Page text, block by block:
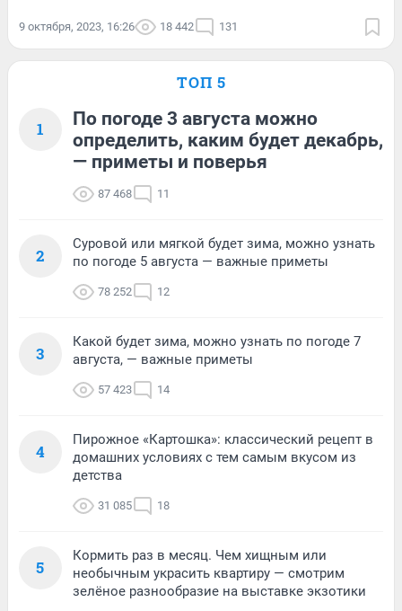
9 октября, 2023, 16:26 18 442 131
ТОП 5
1
По погоде 3 августа можно
определить, каким будет декабрь,
— приметы и поверья
87 468 11
2
Суровой или мягкой будет зима, можно узнать
по погоде 5 августа — важные приметы
78 252 12
3
Какой будет зима, можно узнать по погоде 7
августа, — важные приметы
57 423 14
4
Пирожное «Картошка»: классический рецепт в
домашних условиях с тем самым вкусом из
детства
31 085 18
5
Кормить раз в месяц. Чем хищным или
необычным украсить квартиру — смотрим
зелёное разнообразие на выставке экзотики